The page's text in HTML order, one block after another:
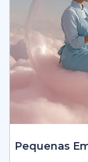
Pequenas